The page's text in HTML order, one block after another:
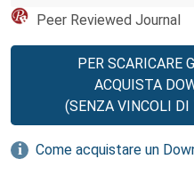
Peer Reviewed Journal
PER SCARICARE
ACQUISTA
(SENZA VINCOLI
Come acquistare un